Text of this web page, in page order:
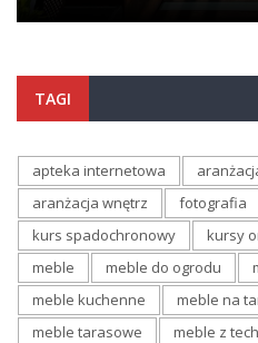
TAGI
apteka internetowa
aranżacja wnętrz
fotografia
kurs spadochronowy
kursy
meble
meble do ogrodu
meble kuchenne
meble na
meble tarasowe
meble z